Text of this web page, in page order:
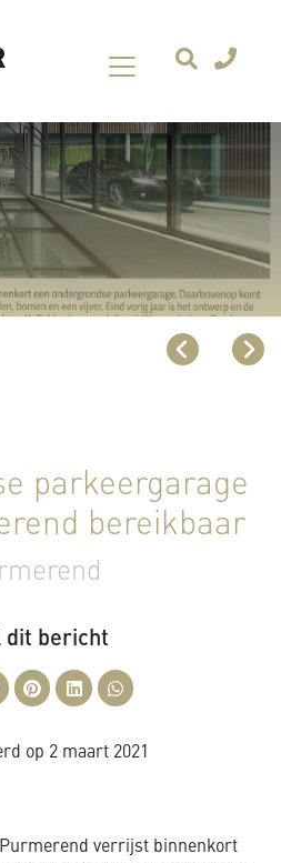
parkeergarage
bereikbaar
dit bericht
op 2 maart 2021
verrijst binnenkort